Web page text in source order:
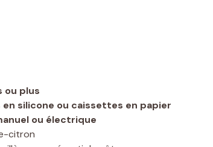
ou plus
silicone ou caissettes en papier
ou électrique
citron